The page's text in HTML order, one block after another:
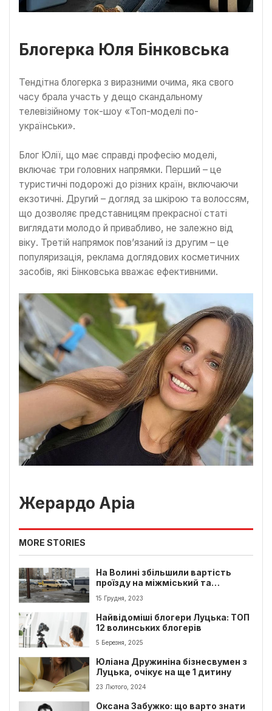
Блогерка Юля Бінковська
Тендітна блогерка з виразними очима, яка свого
часу брала участь у дещо скандальному
телевізійному ток-шоу «Топ-моделі по-
українськи».
Блог Юлії, що має справді професію моделі,
включає три головних напрямки. Перший – це
туристичні подорожі до різних країн, включаючи
екзотичні. Другий – догляд за шкірою та волоссям,
що дозволяє представницям прекрасної статі
виглядати молодо й привабливо, не залежно від
віку. Третій напрямок пов’язаний із другим – це
популяризація, реклама доглядових косметичних
засобів, які Бінковська вважає ефективними.
Жерардо Аріа
MORE STORIES
На Волині збільшили вартість
проїзду на міжміський та
міжобласний транспорт
15 Грудня, 2023
Найвідоміші блогери Луцька: ТОП
12 волинських блогерів
5 Березня, 2025
Юліана Дружиніна бізнесвумен з
Луцька, очікує на ще 1 дитину
23 Лютого, 2024
Оксана Забужко: що варто знати